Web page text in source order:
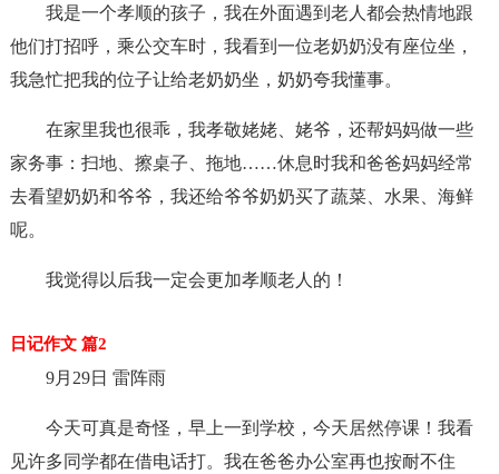
我是一个孝顺的孩子，我在外面遇到老人都会热情地跟
他们打招呼，乘公交车时，我看到一位老奶奶没有座位坐，
我急忙把我的位子让给老奶奶坐，奶奶夸我懂事。
在家里我也很乖，我孝敬姥姥、姥爷，还帮妈妈做一些
家务事：扫地、擦桌子、拖地……休息时我和爸爸妈妈经常
去看望奶奶和爷爷，我还给爷爷奶奶买了蔬菜、水果、海鲜
呢。
我觉得以后我一定会更加孝顺老人的！
日记作文 篇2
9月29日 雷阵雨
今天可真是奇怪，早上一到学校，今天居然停课！我看
见许多同学都在借电话打。我在爸爸办公室再也按耐不住